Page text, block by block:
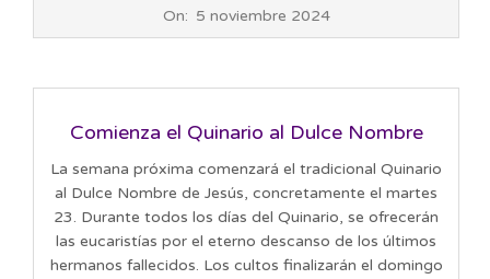
On: 5 noviembre 2024
Comienza el Quinario al Dulce Nombre
La semana próxima comenzará el tradicional Quinario
al Dulce Nombre de Jesús, concretamente el martes
23. Durante todos los días del Quinario, se ofrecerán
las eucaristías por el eterno descanso de los últimos
hermanos fallecidos. Los cultos finalizarán el domingo